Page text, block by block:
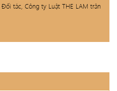
tác, Công ty Luật THE LAM trân